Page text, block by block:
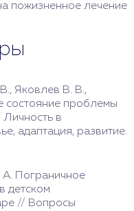
пожизненное лечение
Яковлев В. В.,
проблемы
Личность в
адаптация, развитие.
А. Пограничное
детском
// Вопросы